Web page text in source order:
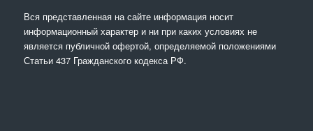
Вся представленная на сайте информация носит
информационный характер и ни при каких условиях не
является публичной офертой, определяемой положениями
Статьи 437 Гражданского кодекса РФ.